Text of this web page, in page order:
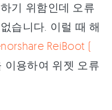
기 위함인데 오류
습니다. 이럴 때 해
ReiBoot (
이용하여 위젯 오류